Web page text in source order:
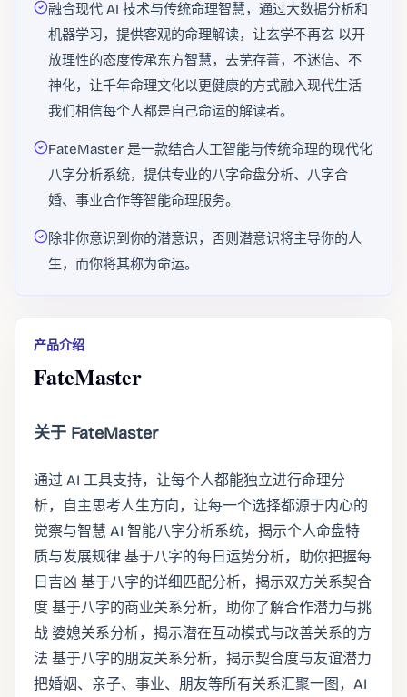
融合现代 AI 技术与传统命理智慧，通过大数据分析和
机器学习，提供客观的命理解读，让玄学不再玄 以开
放理性的态度传承东方智慧，去芜存菁，不迷信、不
神化，让千年命理文化以更健康的方式融入现代生活
我们相信每个人都是自己命运的解读者。
FateMaster 是一款结合人工智能与传统命理的现代化
八字分析系统，提供专业的八字命盘分析、八字合
婚、事业合作等智能命理服务。
除非你意识到你的潜意识，否则潜意识将主导你的人
生，而你将其称为命运。
产品介绍
FateMaster
关于 FateMaster
通过 AI 工具支持，让每个人都能独立进行命理分
析，自主思考人生方向，让每一个选择都源于内心的
觉察与智慧 AI 智能八字分析系统，揭示个人命盘特
质与发展规律 基于八字的每日运势分析，助你把握每
日吉凶 基于八字的详细匹配分析，揭示双方关系契合
度 基于八字的商业关系分析，助你了解合作潜力与挑
战 婆媳关系分析，揭示潜在互动模式与改善关系的方
法 基于八字的朋友关系分析，揭示契合度与友谊潜力
把婚姻、亲子、事业、朋友等所有关系汇聚一图，AI